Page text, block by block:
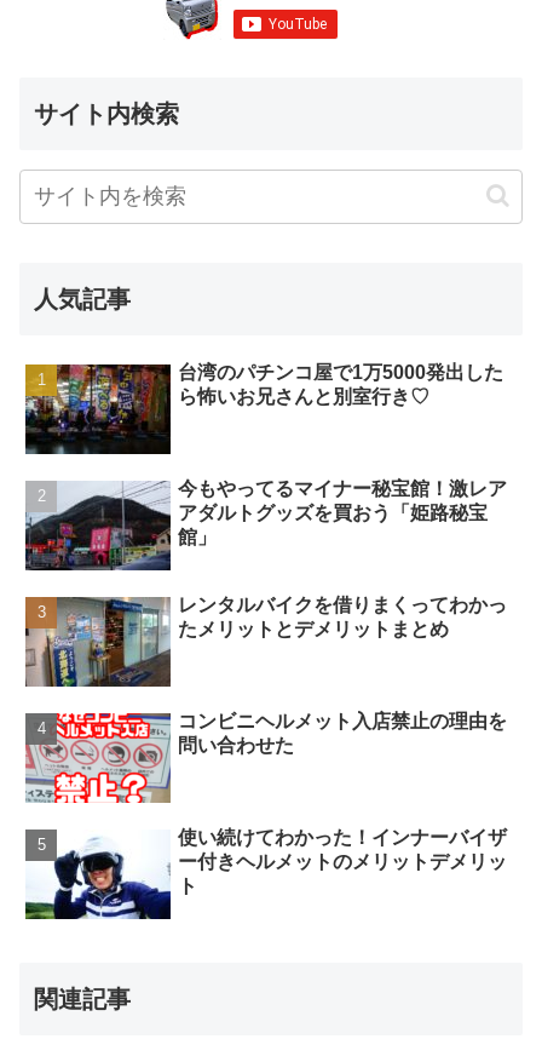
サイト内検索
人気記事
台湾のパチンコ屋で1万5000発出した
ら怖いお兄さんと別室行き♡
今もやってるマイナー秘宝館！激レア
アダルトグッズを買おう「姫路秘宝
館」
レンタルバイクを借りまくってわかっ
たメリットとデメリットまとめ
コンビニヘルメット入店禁止の理由を
問い合わせた
使い続けてわかった！インナーバイザ
ー付きヘルメットのメリットデメリッ
ト
関連記事